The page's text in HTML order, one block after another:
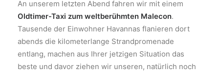
An unserem letzten Abend fahren wir mit einem
Oldtimer-Taxi zum weltberühmten Malecon.
Tausende der Einwohner Havannas flanieren dort
abends die kilometerlange Strandpromenade
entlang, machen aus Ihrer jetzigen Situation das
beste und davor ziehen wir unseren, natürlich noch